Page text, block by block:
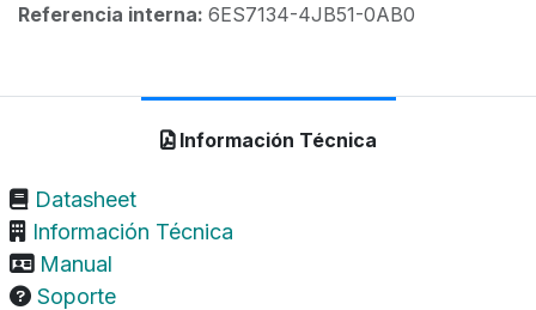
Referencia interna: 6ES7134-4JB51-0AB0
Información Técnica
Datasheet
Información Técnica
Manual
Soporte